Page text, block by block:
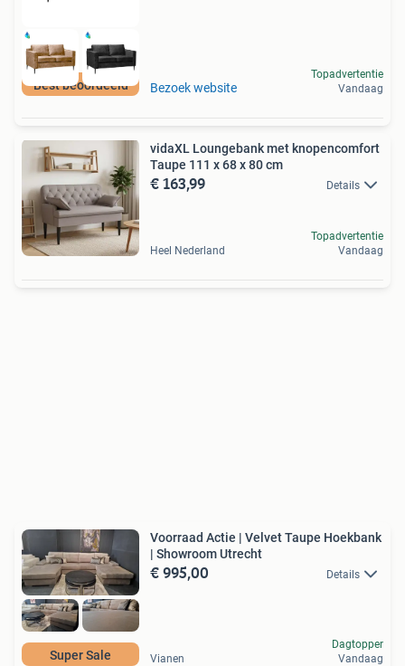
Best beoordeeld Bezoek website
Topadvertentie
Vandaag
vidaXL Loungebank met knopencomfort
Taupe 111 x 68 x 80 cm
€ 163,99 Details
Heel Nederland
Topadvertentie
Vandaag
Super Sale
Voorraad Actie | Velvet Taupe Hoekbank
| Showroom Utrecht
€ 995,00 Details
Vianen
Dagtopper
Vandaag